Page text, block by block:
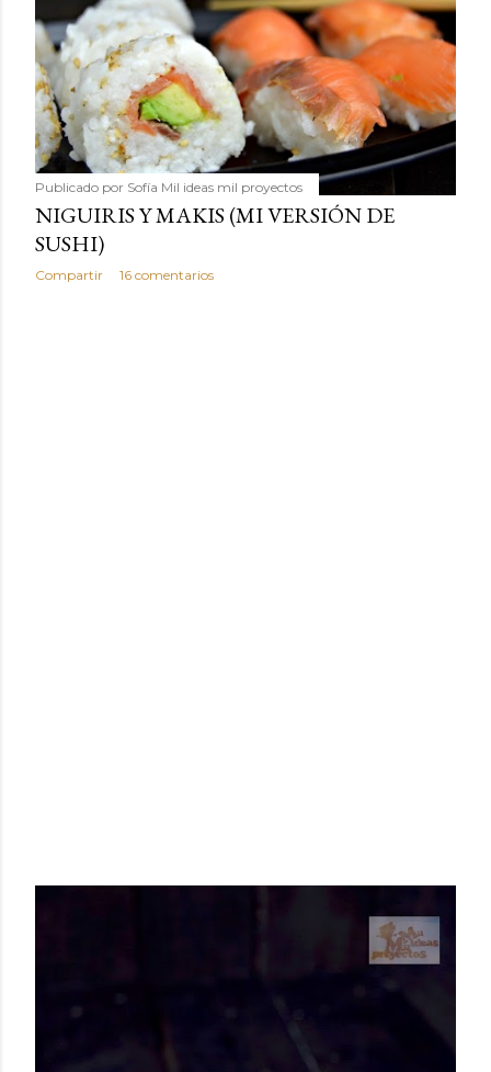
Publicado por Sofía Mil ideas mil proyectos
NIGUIRIS Y MAKIS (MI VERSIÓN DE
SUSHI)
Compartir 16 comentarios